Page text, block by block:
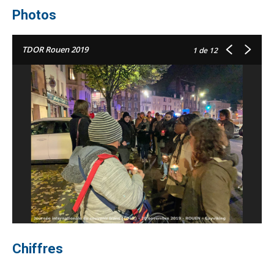
Photos
TDOR Rouen 2019 1 de 12
Chiffres